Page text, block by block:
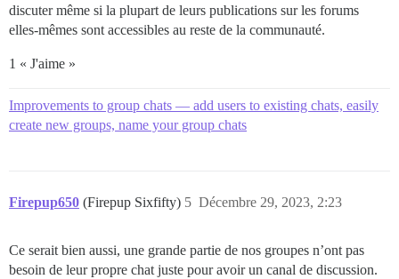
discuter même si la plupart de leurs publications sur les forums
elles-mêmes sont accessibles au reste de la communauté.
1 « J'aime »
Improvements to group chats — add users to existing chats, easily
create new groups, name your group chats
Firepup650 (Firepup Sixfifty) Décembre 29, 2023, 2:23
5
Ce serait bien aussi, une grande partie de nos groupes n’ont pas
besoin de leur propre chat juste pour avoir un canal de discussion.